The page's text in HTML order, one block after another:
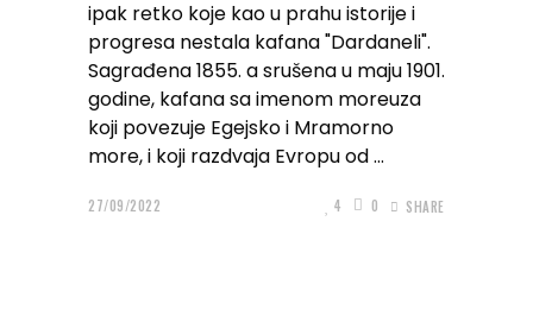
ipak retko koje kao u prahu istorije i
progresa nestala kafana "Dardaneli".
Sagrađena 1855. a srušena u maju 1901.
godine, kafana sa imenom moreuza
koji povezuje Egejsko i Mramorno
more, i koji razdvaja Evropu od
27/09/2022 4 0 SHARE